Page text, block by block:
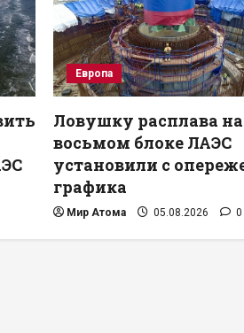
Европа
Ловушку расплава на
восьмом блоке ЛАЭС
установили с
графика
Мир Атома 05.08.2026 0